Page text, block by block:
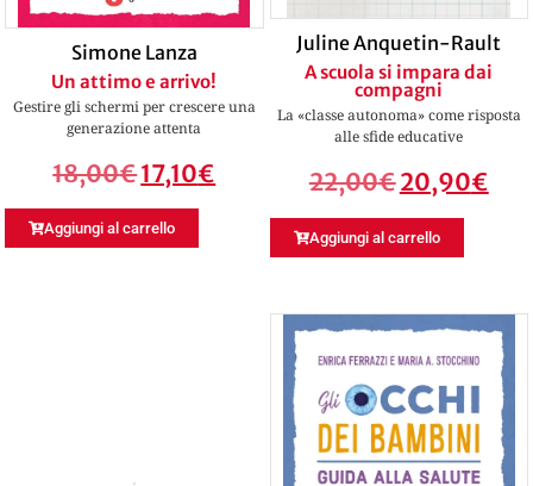
Simone Lanza
Un attimo e arrivo!
Gestire gli schermi per crescere una
generazione attenta
18,00€17,10€
Aggiungi al carrello
Juline Anquetin-Rault
A scuola si impara dai
compagni
La «classe autonoma» come risposta
alle sfide educative
22,00€20,90€
Aggiungi al carrello